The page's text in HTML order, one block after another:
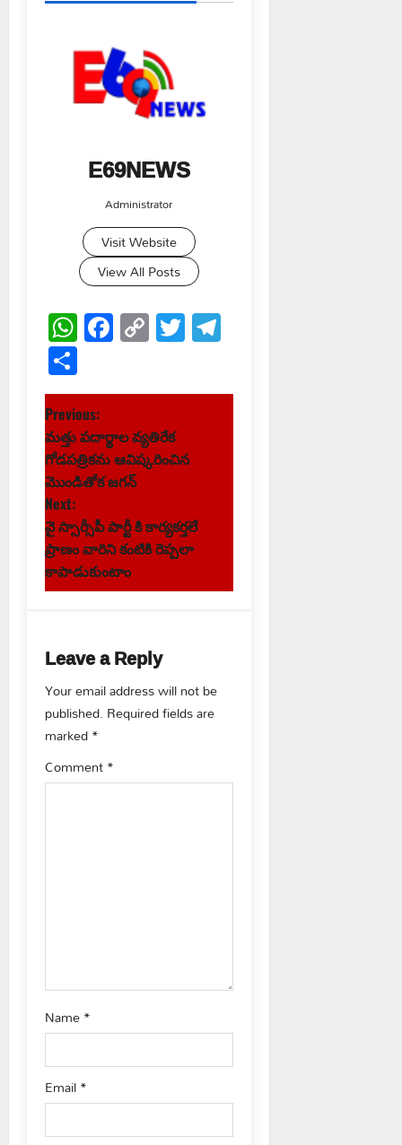
E69NEWS
Administrator
Visit Website
View All Posts
WhatsApp
Facebook
Copy
Link
Twitter
Share
P
o
s
t
n
a
v
i
g
a
t
Previous:
మత్తు పదార్థాల వ్యతిరేక
గోడపత్రికను ఆవిష్కరించిన
మొండితోక జగన్
Next:
వై స్సార్సీపీ పార్టీ కి కార్యకర్తలే
ప్రాణం వారిని కంటికి రెప్పలా
కాపాడుకుంటాం
Leave a Reply
Your email address will not be
published. Required fields are
marked*
Comment*
Name*
Email*